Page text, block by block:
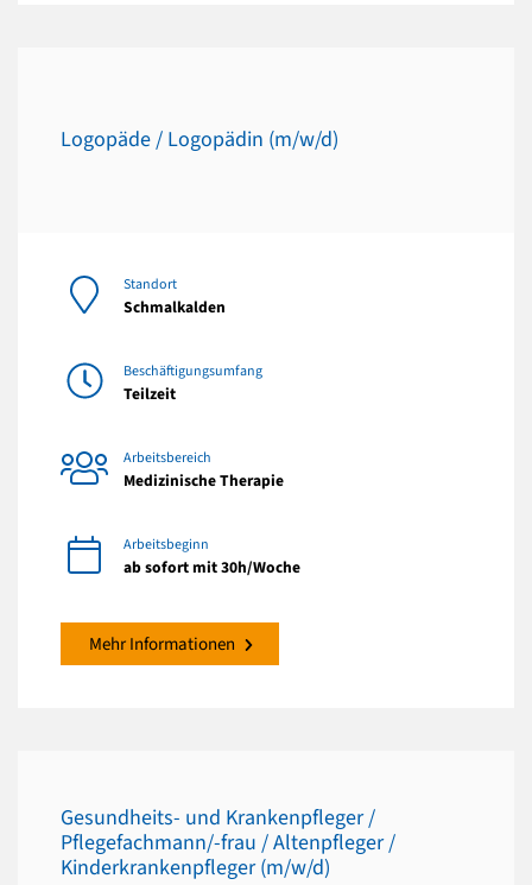
Logopäde / Logopädin (m/w/d)
Standort
Schmalkalden
Beschäftigungsumfang
Teilzeit
Arbeitsbereich
Medizinische Therapie
Arbeitsbeginn
ab sofort mit 30h/Woche
Mehr Informationen
Gesundheits- und Krankenpfleger /
Pflegefachmann/-frau / Altenpfleger /
Kinderkrankenpfleger (m/w/d)